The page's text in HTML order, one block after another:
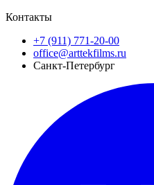
Контакты
+7 (911) 771-20-00
office@arttekfilms.ru
Санкт-Петербург